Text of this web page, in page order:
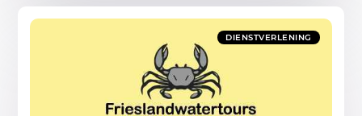
DIENSTVERLENING